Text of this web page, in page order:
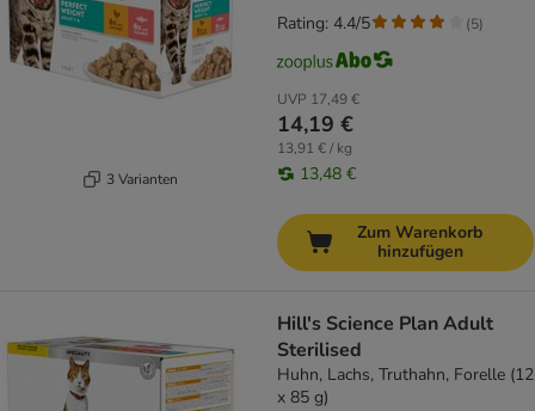
3 Varianten
UVP 17,49 €
14,19 €
13,91 € / kg
13,48 €
Rating: 4.4/5 (5)
Zum Warenkorb
hinzufügen
Hill's Science Plan Adult
Sterilised
Huhn, Lachs, Truthahn, Forelle (12
x 85 g)